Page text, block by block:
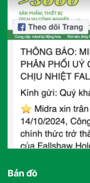
Bản đồ